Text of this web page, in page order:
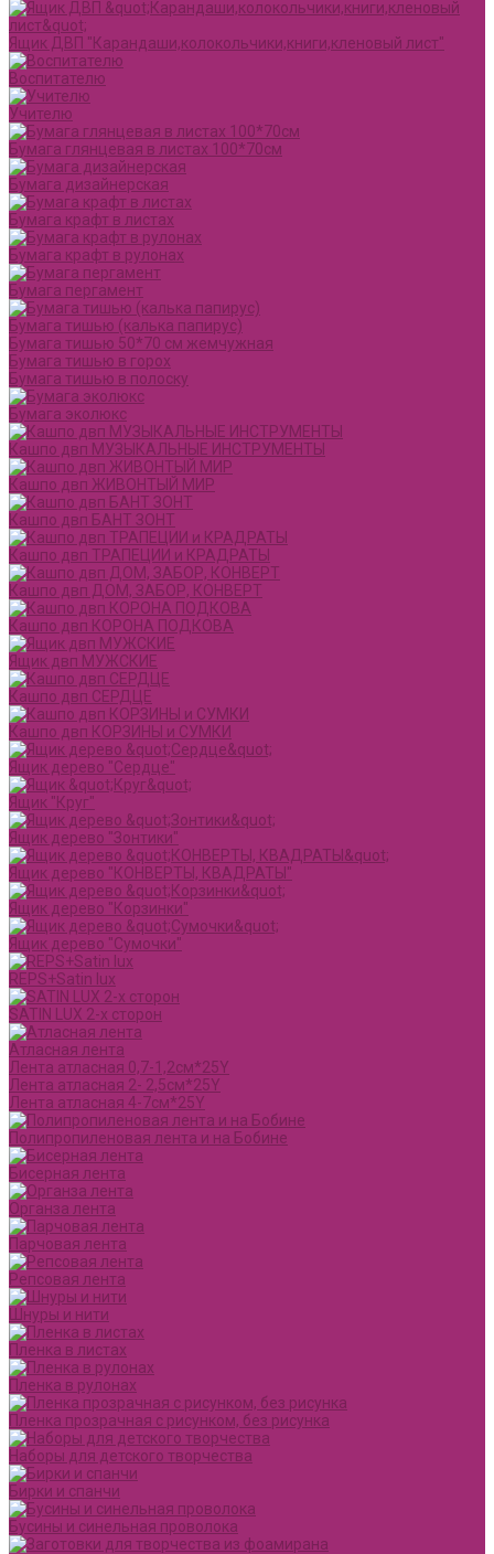
Ящик ДВП "Карандаши,колокольчики,книги,кленовый лист"
Воспитателю
Учителю
Бумага глянцевая в листах 100*70см
Бумага дизайнерская
Бумага крафт в листах
Бумага крафт в рулонах
Бумага пергамент
Бумага тишью (калька папирус)
Бумага тишью 50*70 см жемчужная
Бумага тишью в горох
Бумага тишью в полоску
Бумага эколюкс
Кашпо двп МУЗЫКАЛЬНЫЕ ИНСТРУМЕНТЫ
Кашпо двп ЖИВОНТЫЙ МИР
Кашпо двп БАНТ ЗОНТ
Кашпо двп ТРАПЕЦИИ и КРАДРАТЫ
Кашпо двп ДОМ, ЗАБОР, КОНВЕРТ
Кашпо двп КОРОНА ПОДКОВА
Ящик двп МУЖСКИЕ
Кашпо двп СЕРДЦЕ
Кашпо двп КОРЗИНЫ и СУМКИ
Ящик дерево "Сердце"
Ящик "Круг"
Ящик дерево "Зонтики"
Ящик дерево "КОНВЕРТЫ, КВАДРАТЫ"
Ящик дерево "Корзинки"
Ящик дерево "Сумочки"
REPS+Satin lux
SATIN LUX 2-х сторон
Атласная лента
Лента атласная 0,7-1,2см*25Y
Лента атласная 2- 2,5см*25Y
Лента атласная 4-7см*25Y
Полипропиленовая лента и на Бобине
Бисерная лента
Органза лента
Парчовая лента
Репсовая лента
Шнуры и нити
Пленка в листах
Пленка в рулонах
Пленка прозрачная с рисунком, без рисунка
Наборы для детского творчества
Бирки и спанчи
Бусины и синельная проволока